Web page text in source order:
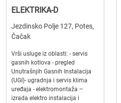
ELEKTRIKA-D
Jezdinsko Polje 127, Potes,
Čačak
Vrši usluge iz oblasti: - servis
gasnih kotlova - pregled
Unutrašnjih Gasnih Instalacija
(UGI)- ugradnja i servis klima
uređaja - elektromontaža –
izrada elektro instalacija i